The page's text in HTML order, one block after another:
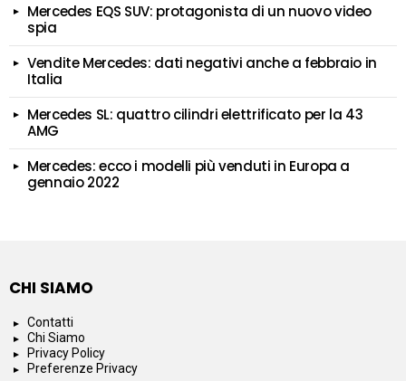
Mercedes EQS SUV: protagonista di un nuovo video
spia
Vendite Mercedes: dati negativi anche a febbraio in
Italia
Mercedes SL: quattro cilindri elettrificato per la 43
AMG
Mercedes: ecco i modelli più venduti in Europa a
gennaio 2022
CHI SIAMO
Contatti
Chi Siamo
Privacy Policy
Preferenze Privacy